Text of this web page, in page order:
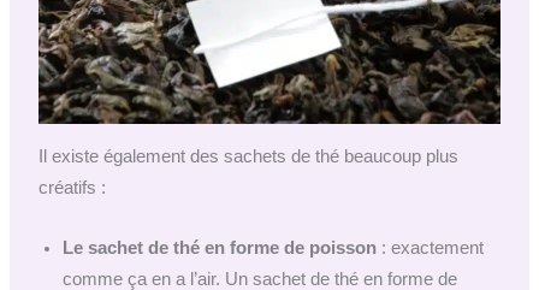
Il existe également des sachets de thé beaucoup plus
créatifs :
Le sachet de thé en forme de poisson: exactement
comme ça en a l’air. Un sachet de thé en forme de